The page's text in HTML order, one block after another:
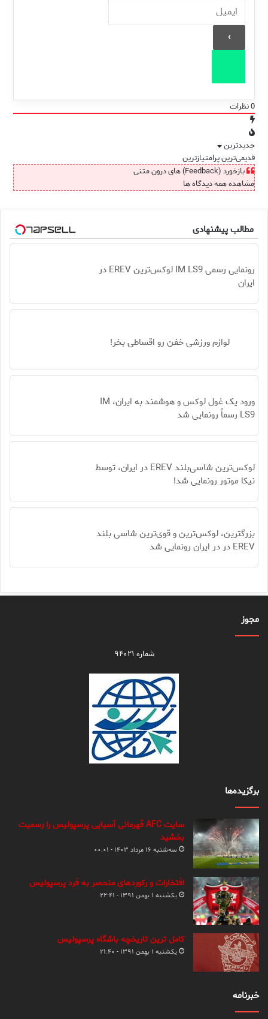
0نظرات
جدیدترین
قدیمی‌ترینپرامتیازترین
بازخورد (Feedback) های درون متنی
مشاهده همه دیدگاه ها
مطالب پیشنهادی
رونمایی رسمی IM LS9 لوکس‌ترین EREV در
ایران
لوازم ورزشی خفن رو اقساطی بخر!
ورود یک غول لوکس و هوشمند به ایران، IM
LS9 رسماً رونمایی شد
لوکس‌ترین شاسی‌بلند EREV در ایران، توسط
نیکا موتور رونمایی شد!
بزرگترین، لوکس‌ترین و قوی‌ترین شاسی بلند
EREV در در ایران رونمایی شد
مجوز
شماره ۹۴۰۲۱
برگزیده‌ها
سایت AFC قهرمانی آسیایی پرسپولیس را رسمیت
بخشید
سه‌شنبه ۱۶ مرداد ۱۴۰۳ - ۰۰:۰۱
افتخارات و رکوردهای منحصر به فرد پرسپولیس
یکشنبه ۱ بهمن ۱۳۹۱ - ۲۲:۴۱
کامل ترین تاریخچه باشگاه پرسپولیس
یکشنبه ۱ بهمن ۱۳۹۱ - ۲۱:۴۰
خبرنامه